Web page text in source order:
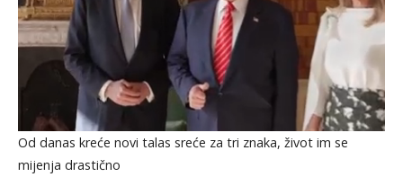
Od danas kreće novi talas sreće za tri znaka, život im se
mijenja drastično